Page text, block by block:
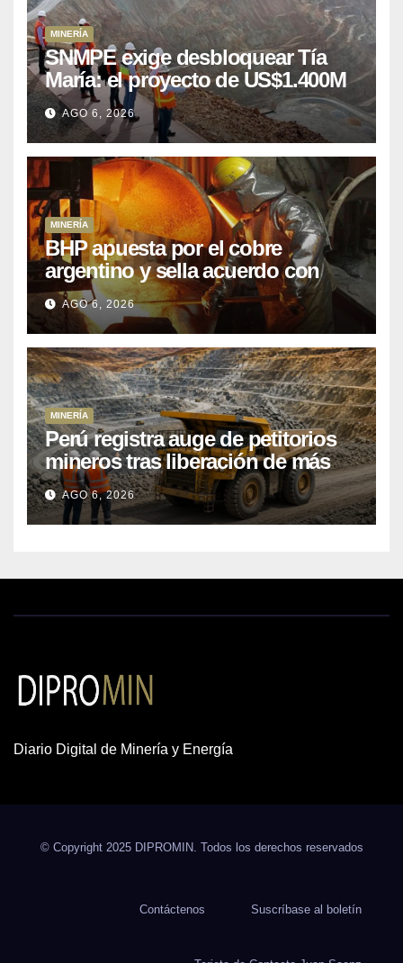
MINERÍA
SNMPE exige desbloquear Tía
María: el proyecto de US$1.400M
que Perú lleva 15 años
posponiendo
AGO 6, 2026
MINERÍA
BHP apuesta por el cobre
argentino y sella acuerdo con
Kobrea para siete proyecto
AGO 6, 2026
MINERÍA
Perú registra auge de petitorios
mineros tras liberación de más
de mil concesiones para explorar
cobre y oro
AGO 6, 2026
Diario Digital de Minería y Energía
© Copyright 2025 DIPROMIN. Todos los derechos reservados
Contáctenos Suscríbase al boletín